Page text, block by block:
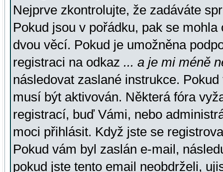
Nejprve zkontrolujte, že zadáváte
Pokud jsou v pořádku, pak se
dvou věcí. Pokud je umožněna
registraci na odkaz ... a je mi méně
následovat zaslané instrukce.
musí být aktivován. Některá fóra
registrací, buď Vámi, nebo
moci přihlásit. Když jste se
Pokud vám byl zaslán e-mail,
pokud jste tento email neobdrželi,